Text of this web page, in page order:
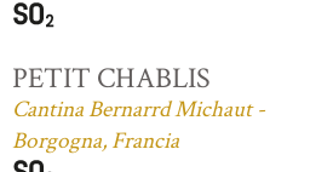
PETIT CHABLIS
Cantina Bernarrd Michaut -
Borgogna, Francia